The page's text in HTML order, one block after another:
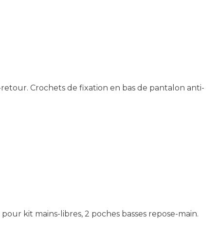
Crochets de fixation en bas de pantalon anti-
kit mains-libres, 2 poches basses repose-main.